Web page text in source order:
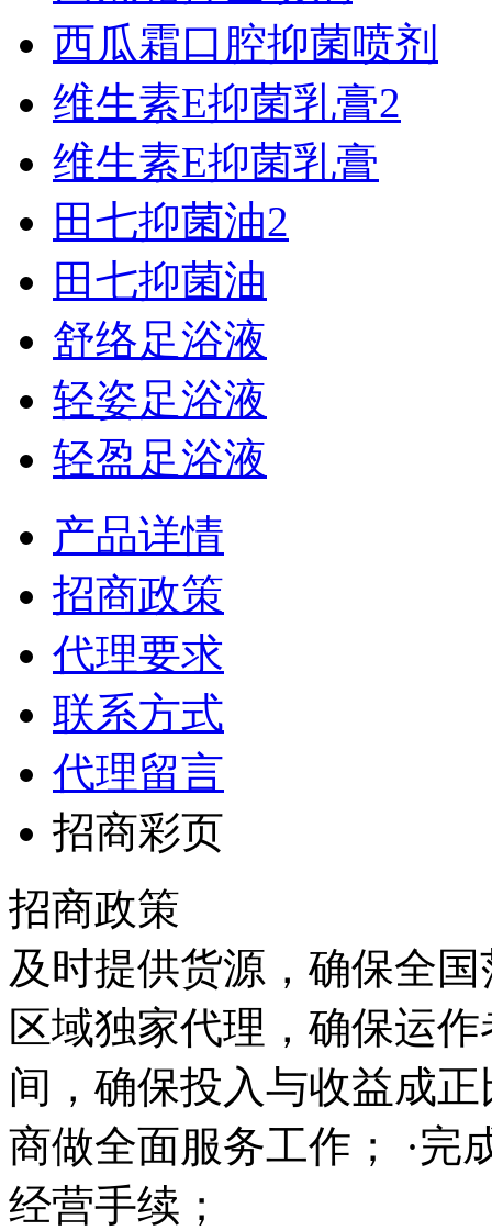
西瓜霜口腔抑菌喷剂
维生素E抑菌乳膏2
维生素E抑菌乳膏
田七抑菌油2
田七抑菌油
舒络足浴液
轻姿足浴液
轻盈足浴液
产品详情
招商政策
代理要求
联系方式
代理留言
招商彩页
招商政策
及时提供货源，确保全
区域独家代理，确保运
间，确保投入与收益成
商做全面服务工作； ·完
经营手续；